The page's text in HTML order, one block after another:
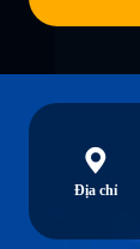
Địa chỉ